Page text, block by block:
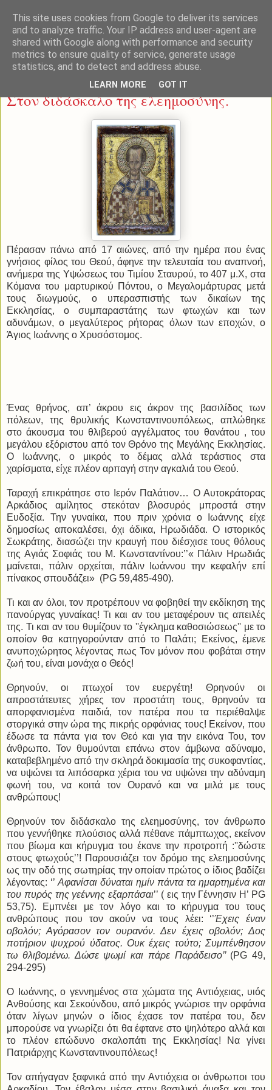
Κυριακή 13 Νοεμβρίου 2016
Στον διδάσκαλο της ελεημοσύνης.
Πέρασαν πάνω από 17 αιώνες, από την ημέρα που ένας
γνήσιος φίλος του Θεού, άφηνε την τελευταία του αναπνοή,
ανήμερα της Υψώσεως του Τιμίου Σταυρού, το 407 μ.Χ, στα
Κόμανα του μαρτυρικού Πόντου, ο Μεγαλομάρτυρας μετά
τους διωγμούς, ο υπερασπιστής των δικαίων της
Εκκλησίας, ο συμπαραστάτης των φτωχών και των
αδυνάμων, ο μεγαλύτερος ρήτορας όλων των εποχών, ο
Άγιος Ιωάννης ο Χρυσόστομος.
Ένας θρήνος, απ’ άκρου εις άκρον της βασιλίδος των
πόλεων, της θρυλικής Κωνσταντινουπόλεως, απλώθηκε
στο άκουσμα του θλιβερού αγγέλματος του θανάτου , του
μεγάλου εξόριστου από τον Θρόνο της Μεγάλης Εκκλησίας.
Ο Ιωάννης, ο μικρός το δέμας αλλά τεράστιος στα
χαρίσματα, είχε πλέον αρπαγή στην αγκαλιά του Θεού.
Ταραχή επικράτησε στο Ιερόν Παλάτιον… Ο Αυτοκράτορας
Αρκάδιος αμίλητος στεκόταν βλοσυρός μπροστά στην
Ευδοξία. Την γυναίκα, που πριν χρόνια ο Ιωάννης είχε
δημοσίως αποκαλέσει, όχι άδικα, Ηρωδιάδα. Ο ιστορικός
Σωκράτης, διασώζει την κραυγή που διέσχισε τους θόλους
της Αγιάς Σοφιάς του Μ. Κωνσταντίνου:’’« Πάλιν Ηρωδιάς
μαίνεται, πάλιν ορχείται, πάλιν Ιωάννου την κεφαλήν επί
πίνακος σπουδάζει» (PG 59,485-490).
Τι και αν όλοι, τον προτρέπουν να φοβηθεί την εκδίκηση της
πανούργας γυναίκας! Τι και αν του μεταφέρουν τις απειλές
της. Τι και αν του θυμίζουν το ''έγκλημα καθοσιώσεως'' με το
οποίον θα κατηγορούνταν από το Παλάτι; Εκείνος, έμενε
ανυποχώρητος λέγοντας πως Τον μόνον που φοβάται στην
ζωή του, είναι μονάχα ο Θεός!
Θρηνούν, οι πτωχοί τον ευεργέτη! Θρηνούν οι
απροστάτευτες χήρες τον προστάτη τους, θρηνούν τα
απορφανισμένα παιδιά, τον πατέρα που τα περιέθαλψε
στοργικά στην ώρα της πικρής ορφάνιας τους! Εκείνον, που
έδωσε τα πάντα για τον Θεό και για την εικόνα Του, τον
άνθρωπο. Τον θυμούνται επάνω στον άμβωνα αδύναμο,
καταβεβλημένο από την σκληρά δοκιμασία της συκοφαντίας,
να υψώνει τα λιπόσαρκα χέρια του να υψώνει την αδύναμη
φωνή του, να κοιτά τον Ουρανό και να μιλά με τους
ανθρώπους!
Θρηνούν τον διδάσκαλο της ελεημοσύνης, τον άνθρωπο
που γεννήθηκε πλούσιος αλλά πέθανε πάμπτωχος, εκείνον
που βίωμα και κήρυγμα του έκανε την προτροπή :''δώστε
στους φτωχούς’’! Παρουσιάζει τον δρόμο της ελεημοσύνης
ως την οδό της σωτηρίας την οποίαν πρώτος ο ίδιος βαδίζει
λέγοντας: ‘’Αφανίσαι δύναται ημίν πάντα τα ημαρτημένα και
του πυρός της γεέννης εξαρπάσαι’’ ( εις την Γέννησιν Η’ PG
53,75). Εμπνέει με τον λόγο και το κήρυγμα του τους
ανθρώπους που τον ακούν να τους λέει: ‘’Έχεις έναν
οβολόν; Αγόρασον τον ουρανόν. Δεν έχεις οβολόν; Δος
ποτήριον ψυχρού ύδατος. Ουκ έχεις τούτο; Συμπένθησον
τω θλιβομένω. Δώσε ψωμί και πάρε Παράδεισο’’ (PG 49,
294-295)
Ο Ιωάννης, ο γεννημένος στα χώματα της Αντιόχειας, υιός
Ανθούσης και Σεκούνδου, από μικρός γνώρισε την ορφάνια
όταν λίγων μηνών ο ίδιος έχασε τον πατέρα του, δεν
μπορούσε να γνωρίζει ότι θα έφτανε στο ψηλότερο αλλά και
το πλέον επώδυνο σκαλοπάτι της Εκκλησίας! Να γίνει
Πατριάρχης Κωνσταντινουπόλεως!
Τον απήγαγαν ξαφνικά από την Αντιόχεια οι άνθρωποι του
This site uses cookies from Google to deliver its services
and to analyze traffic. Your IP address and user-agent are
shared with Google along with performance and security
metrics to ensure quality of service, generate usage
statistics, and to detect and address abuse.
LEARN MORE GOT IT